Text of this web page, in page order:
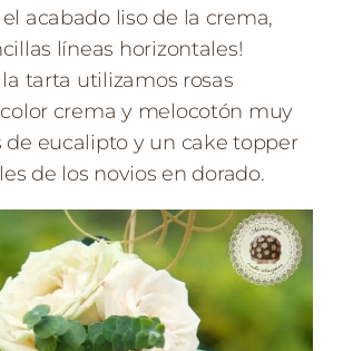
acabado liso de la crema,
líneas horizontales!
tarta utilizamos rosas
crema y melocotón muy
de eucalipto y un cake topper
de los novios en dorado.